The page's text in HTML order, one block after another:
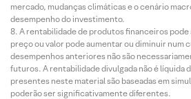
mercado, mudanças climáticas e o cenário
desempenho do investimento.
A rentabilidade de produtos financeiros pode
preço ou valor pode aumentar ou diminuir num
desempenhos anteriores não são
futuros. A rentabilidade divulgada não é líquida
presentes neste material são baseadas em
poderão ser significativamente diferentes.